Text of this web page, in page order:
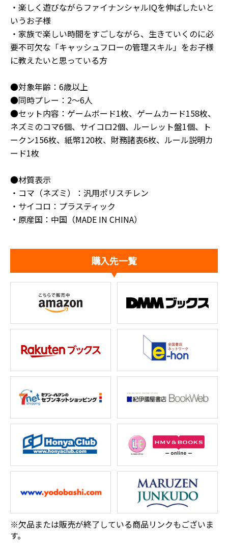
・楽しく遊びながらファイナンシャルIQを伸ばしたいと
いうお子様
・家族で楽しい時間をすごしながら、生きていくのに必
要不可欠な「キャッシュフローの管理スキル」をお子様
に教えたいと思っている方
●対象年齢：6歳以上
●同時プレー：2～6人
●セット内容：ゲームボード1枚、ゲームカード158枚、
ネズミのコマ6個、サイコロ2個、ルーレット盤1個、ト
ークン156枚、紙幣120枚、財務諸表6枚、ルール説明カ
ード1枚
●材質表示
・コマ（ネズミ）：汎用ポリスチレン
・サイコロ：プラスティック
・原産国：中国（MADE IN CHINA）
購入先一覧
※欠品または販売が終了している商品リンクもございま
す。